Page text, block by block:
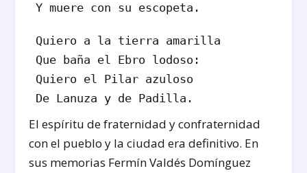
Y muere con su escopeta.
Quiero a la tierra amarilla
Que baña el Ebro lodoso:
Quiero el Pilar azuloso
De Lanuza y de Padilla.
El espíritu de fraternidad y confraternidad
con el pueblo y la ciudad era definitivo. En
sus memorias Fermín Valdés Domínguez